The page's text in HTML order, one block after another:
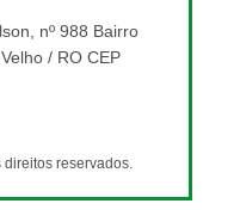
nº 988 Bairro
/ RO CEP
reservados.